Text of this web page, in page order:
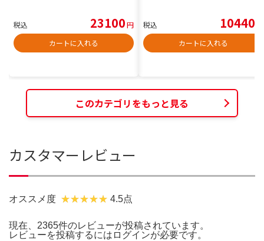
税込 23100円
カートに入れる
税込 10440
カートに入れる
このカテゴリをもっと見る
カスタマーレビュー
オススメ度 4.5点
現在、2365件のレビューが投稿されています。
レビューを投稿するには ログインが必要です。